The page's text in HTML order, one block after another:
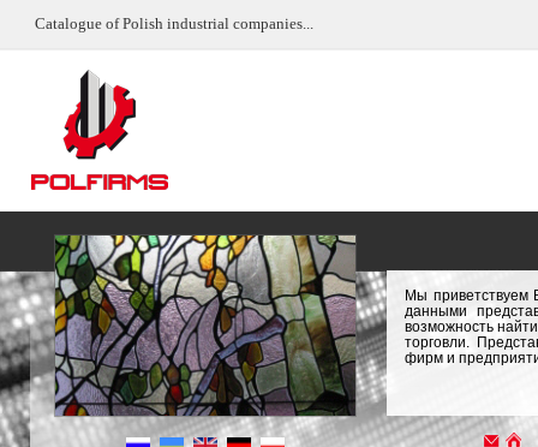
Catalogue of Polish industrial companies...
Мы приветствуем
данными
возможность
торговли.
фирм и